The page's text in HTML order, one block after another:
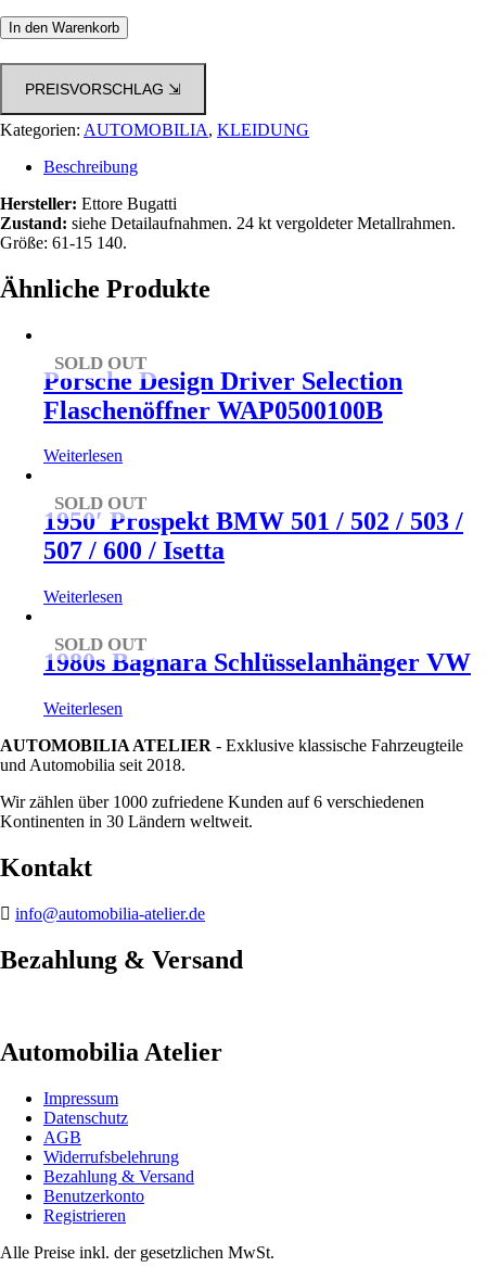
1990s
Ettore
Bugatti
Sonnenbrille
504/S
Menge
In den Warenkorb
PREISVORSCHLAG ⇲
Kategorien: AUTOMOBILIA, KLEIDUNG
Beschreibung
Hersteller: Ettore Bugatti
Zustand: siehe Detailaufnahmen. 24 kt vergoldeter Metallrahmen.
Größe: 61-15 140.
Ähnliche Produkte
SOLD OUT
Porsche Design Driver Selection
Flaschenöffner WAP0500100B
Weiterlesen
SOLD OUT
1950′ Prospekt BMW 501 / 502 / 503 /
507 / 600 / Isetta
Weiterlesen
SOLD OUT
1980s Bagnara Schlüsselanhänger VW
Weiterlesen
AUTOMOBILIA ATELIER - Exklusive klassische Fahrzeugteile
und Automobilia seit 2018.
Wir zählen über 1000 zufriedene Kunden auf 6 verschiedenen
Kontinenten in 30 Ländern weltweit.
Kontakt
info@automobilia-atelier.de
Bezahlung & Versand
Automobilia Atelier
Impressum
Datenschutz
AGB
Widerrufsbelehrung
Bezahlung & Versand
Benutzerkonto
Registrieren
Alle Preise inkl. der gesetzlichen MwSt.